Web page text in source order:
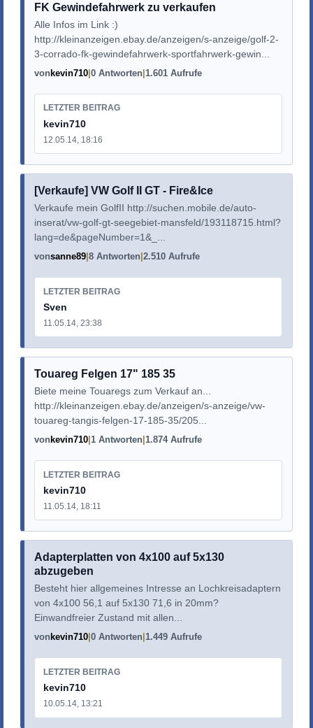
FK Gewindefahrwerk zu verkaufen
Alle Infos im Link :)
http://kleinanzeigen.ebay.de/anzeigen/s-anzeige/golf-2-
3-corrado-fk-gewindefahrwerk-sportfahrwerk-gewin...
vonkevin710 0 Antworten 1.601 Aufrufe
LETZTER BEITRAG
kevin710
12.05.14, 18:16
[Verkaufe] VW Golf II GT - Fire&Ice
Verkaufe mein GolfII http://suchen.mobile.de/auto-
inserat/vw-golf-gt-seegebiet-mansfeld/193118715.html?
lang=de&pageNumber=1&_...
vonsanne89 8 Antworten 2.510 Aufrufe
LETZTER BEITRAG
Sven
11.05.14, 23:38
Touareg Felgen 17" 185 35
Biete meine Touaregs zum Verkauf an...
http://kleinanzeigen.ebay.de/anzeigen/s-anzeige/vw-
touareg-tangis-felgen-17-185-35/205...
vonkevin710 1 Antworten 1.874 Aufrufe
LETZTER BEITRAG
kevin710
11.05.14, 18:11
Adapterplatten von 4x100 auf 5x130
abzugeben
Besteht hier allgemeines Intresse an Lochkreisadaptern
von 4x100 56,1 auf 5x130 71,6 in 20mm?
Einwandfreier Zustand mit allen...
von kevin710 0 Antworten 1.449 Aufrufe
LETZTER BEITRAG
kevin710
10.05.14, 13:21